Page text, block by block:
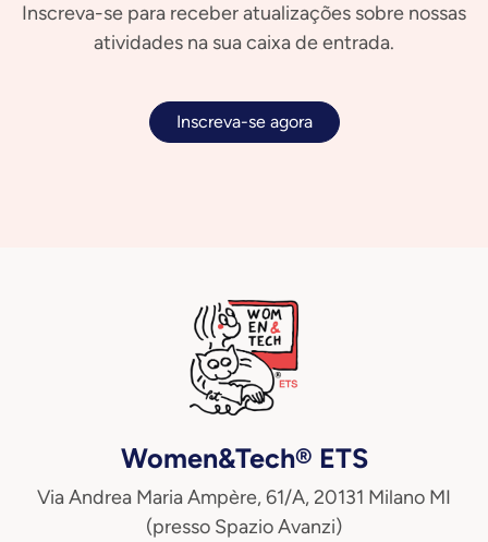
Inscreva-se para receber atualizações sobre nossas
atividades na sua caixa de entrada.
Inscreva-se agora
Women&Tech® ETS
Via Andrea Maria Ampère, 61/A, 20131 Milano MI
(presso Spazio Avanzi)